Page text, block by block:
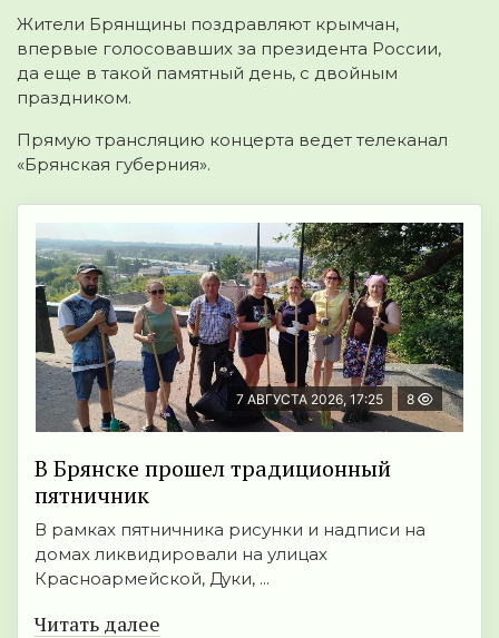
Жители Брянщины поздравляют крымчан,
впервые голосовавших за президента России,
да еще в такой памятный день, с двойным
праздником.
Прямую трансляцию концерта ведет телеканал
«Брянская губерния».
7 АВГУСТА 2026, 17:25 8
В Брянске прошел традиционный
пятничник
В рамках пятничника рисунки и надписи на
домах ликвидировали на улицах
Красноармейской, Дуки, ...
Читать далее